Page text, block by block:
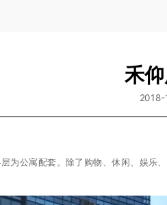
禾
为公寓配套。除了购物、休闲、娱乐
2018-